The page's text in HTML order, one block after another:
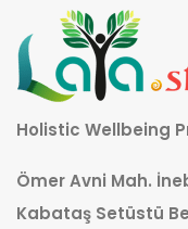
Holistic Wellbeing
Ömer Avni Mah.
Kabataş Setüstü